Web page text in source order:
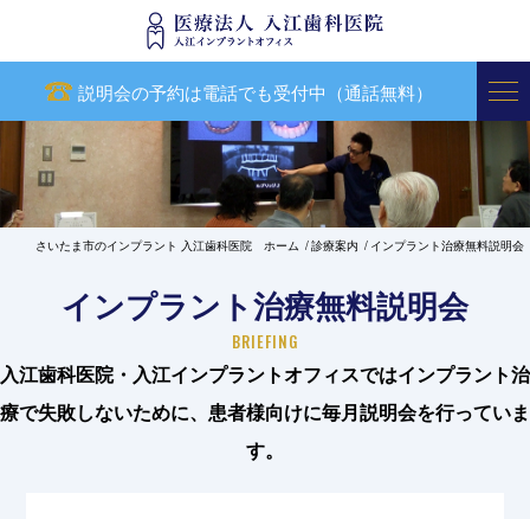
説明会の予約は電話でも受付中（通話無料）
さいたま市のインプラント 入江歯科医院 ホーム 診療案内 インプラント治療無料説明会
インプラント治療無料説明会
BRIEFING
入江歯科医院・入江インプラントオフィスではインプラント治
療で失敗しないために、患者様向けに毎月説明会を行っていま
す。